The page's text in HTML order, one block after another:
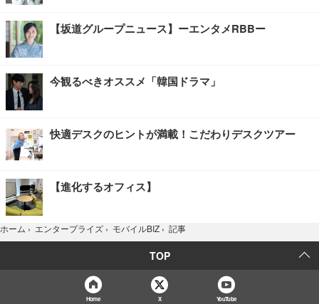
【坂道グループニュース】ーエンタメRBBー
今観るべきオススメ「韓国ドラマ」
快適デスクのヒントが満載！こだわりデスクツアー
【進化するオフィス】
ホーム › エンタープライズ › モバイルBIZ › 記事
TOP
Home X YouTube